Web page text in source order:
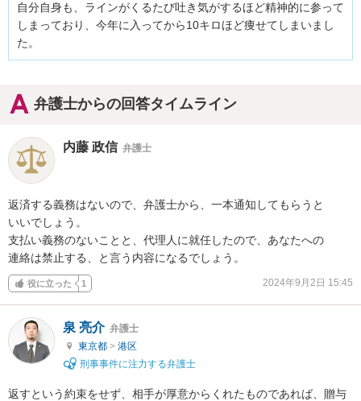
自分自身も、ラインがくるたび吐き気がするほど精神的に参って
しまっており、今年に入ってから10キロほど痩せてしまいまし
た。
弁護士からの回答タイムライン
内藤 政信 弁護士
返済する義務はないので、弁護士から、一本通知してもらうと
いいでしょう。
支払い義務のないことと、代理人に就任したので、あなたへの
連絡は禁止する、と言う内容になるでしょう。
役に立った 1 2024年9月2日 15:45
泉 亮介 弁護士
東京都 > 港区
刑事事件に注力する弁護士
返すという約束をせず、相手が厚意からくれたものであれば、贈与